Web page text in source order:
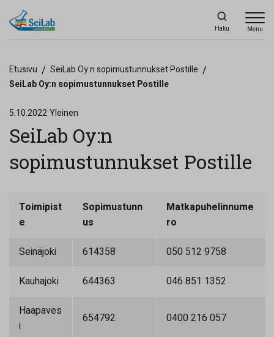
Haku Menu
Etusivu / SeiLab Oy:n sopimustunnukset Postille /
SeiLab Oy:n sopimustunnukset Postille
5.10.2022Yleinen
SeiLab Oy:n
sopimustunnukset Postille
Toimipist
e
Sopimustunn
us
Matkapuhelinnume
ro
Seinäjoki
614358
050 512 9758
Kauhajoki
644363
046 851 1352
Haapaves
i
654792 0400 216 057